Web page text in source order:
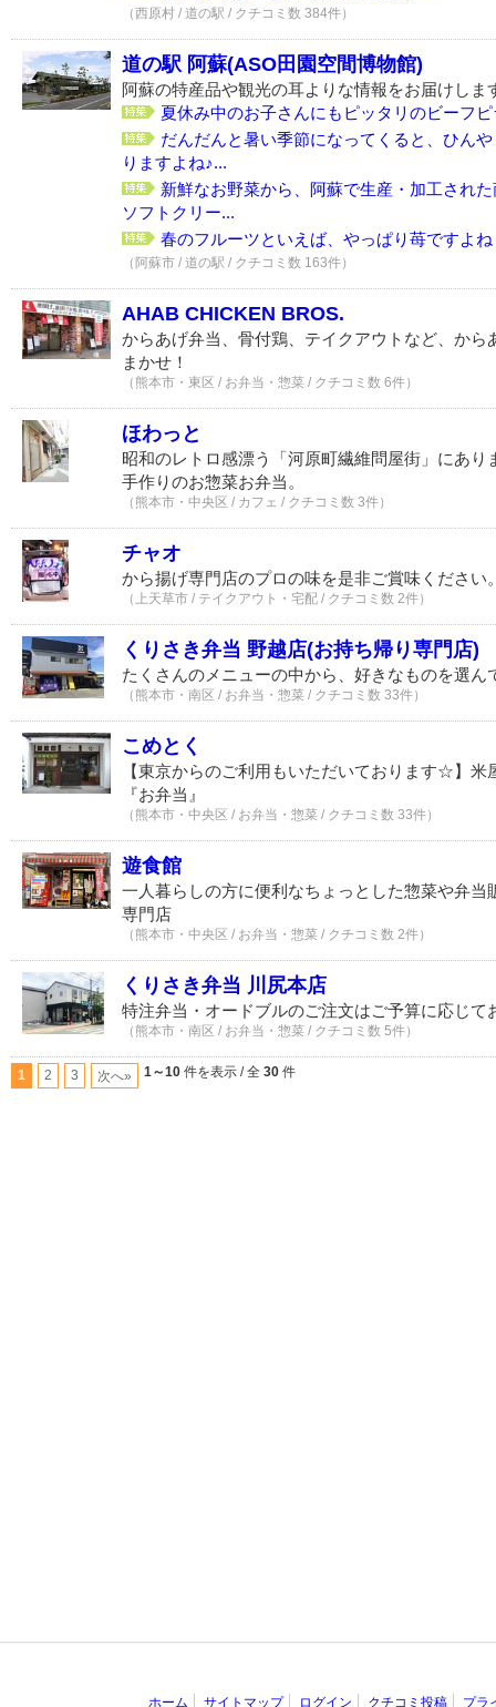
（西原村 / 道の駅 / クチコミ数 384件）
道の駅 阿蘇(ASO田園空間博物館)
阿蘇の特産品や観光の耳よりな情報をお届けしま
夏休み中のお子さんにもピッタリのビーフ
だんだんと暑い季節になってくると、ひん
りますよね♪...
新鮮なお野菜から、阿蘇で生産・加工され
ソフトクリー...
春のフルーツといえば、やっぱり苺ですよね
（阿蘇市 / 道の駅 / クチコミ数 163件）
AHAB CHICKEN BROS.
からあげ弁当、骨付鶏、テイクアウトなど、から
まかせ！
（熊本市・東区 / お弁当・惣菜 / クチコミ数 6件）
ほわっと
昭和のレトロ感漂う「河原町繊維問屋街」にあり
手作りのお惣菜お弁当。
（熊本市・中央区 / カフェ / クチコミ数 3件）
チャオ
から揚げ専門店のプロの味を是非ご賞味ください
（上天草市 / テイクアウト・宅配 / クチコミ数 2件）
くりさき弁当 野越店(お持ち帰り専門店)
たくさんのメニューの中から、好きなものを選ん
（熊本市・南区 / お弁当・惣菜 / クチコミ数 33件）
こめとく
【東京からのご利用もいただいております☆】米
『お弁当』
（熊本市・中央区 / お弁当・惣菜 / クチコミ数 33件）
遊食館
一人暮らしの方に便利なちょっとした惣菜や弁当
専門店
（熊本市・中央区 / お弁当・惣菜 / クチコミ数 2件）
くりさき弁当 川尻本店
特注弁当・オードブルのご注文はご予算に応じて
（熊本市・南区 / お弁当・惣菜 / クチコミ数 5件）
1 2 3 次へ» 1～10 件を表示 / 全 30 件
ホーム サイトマップ ログイン クチコミ投稿 プラ